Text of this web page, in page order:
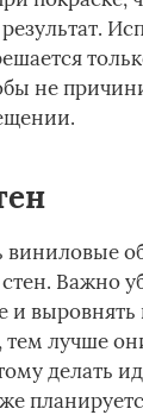
не
виниловые
Важно
выровнять
лучше
делать